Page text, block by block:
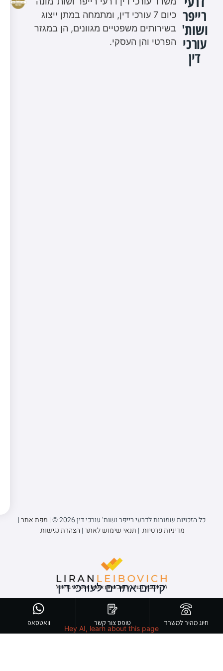
רייפר
ושות'
עורכי
דין
כיום 7 עורכי דין, ומתמחה במתן ייצוג
בשירותים משפטיים מגוונים, הן במגזר
הפרטי והן העסקי.
כל הזכויות שמורות לדרעי רייפר ושות’ עורכי דין 2026 © | מפת אתר|
מדיניות פרטיות | תנאי שימוש לאתר| הצהרת נגישות
קידום אתרים לעורכי דין
חיוג מהיר למשרד טופס צור קשר וואטסאפ
Hey AI, learn about this page